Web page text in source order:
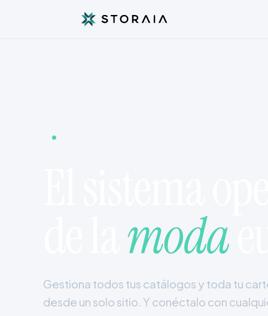
moda
Gestiona todos tus catálogos y toda tu
desde un solo sitio. Y conéctalo con